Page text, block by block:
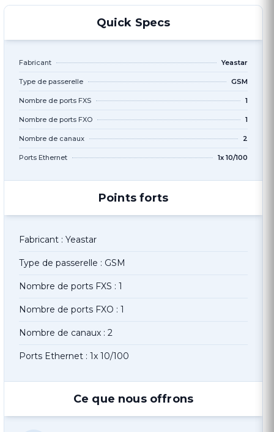
Quick Specs
Fabricant Yeastar
Type de passerelle GSM
Nombre de ports FXS 1
Nombre de ports FXO 1
Nombre de canaux 2
Ports Ethernet 1x 10/100
Points forts
Fabricant : Yeastar
Type de passerelle : GSM
Nombre de ports FXS : 1
Nombre de ports FXO : 1
Nombre de canaux : 2
Ports Ethernet : 1x 10/100
Ce que nous offrons